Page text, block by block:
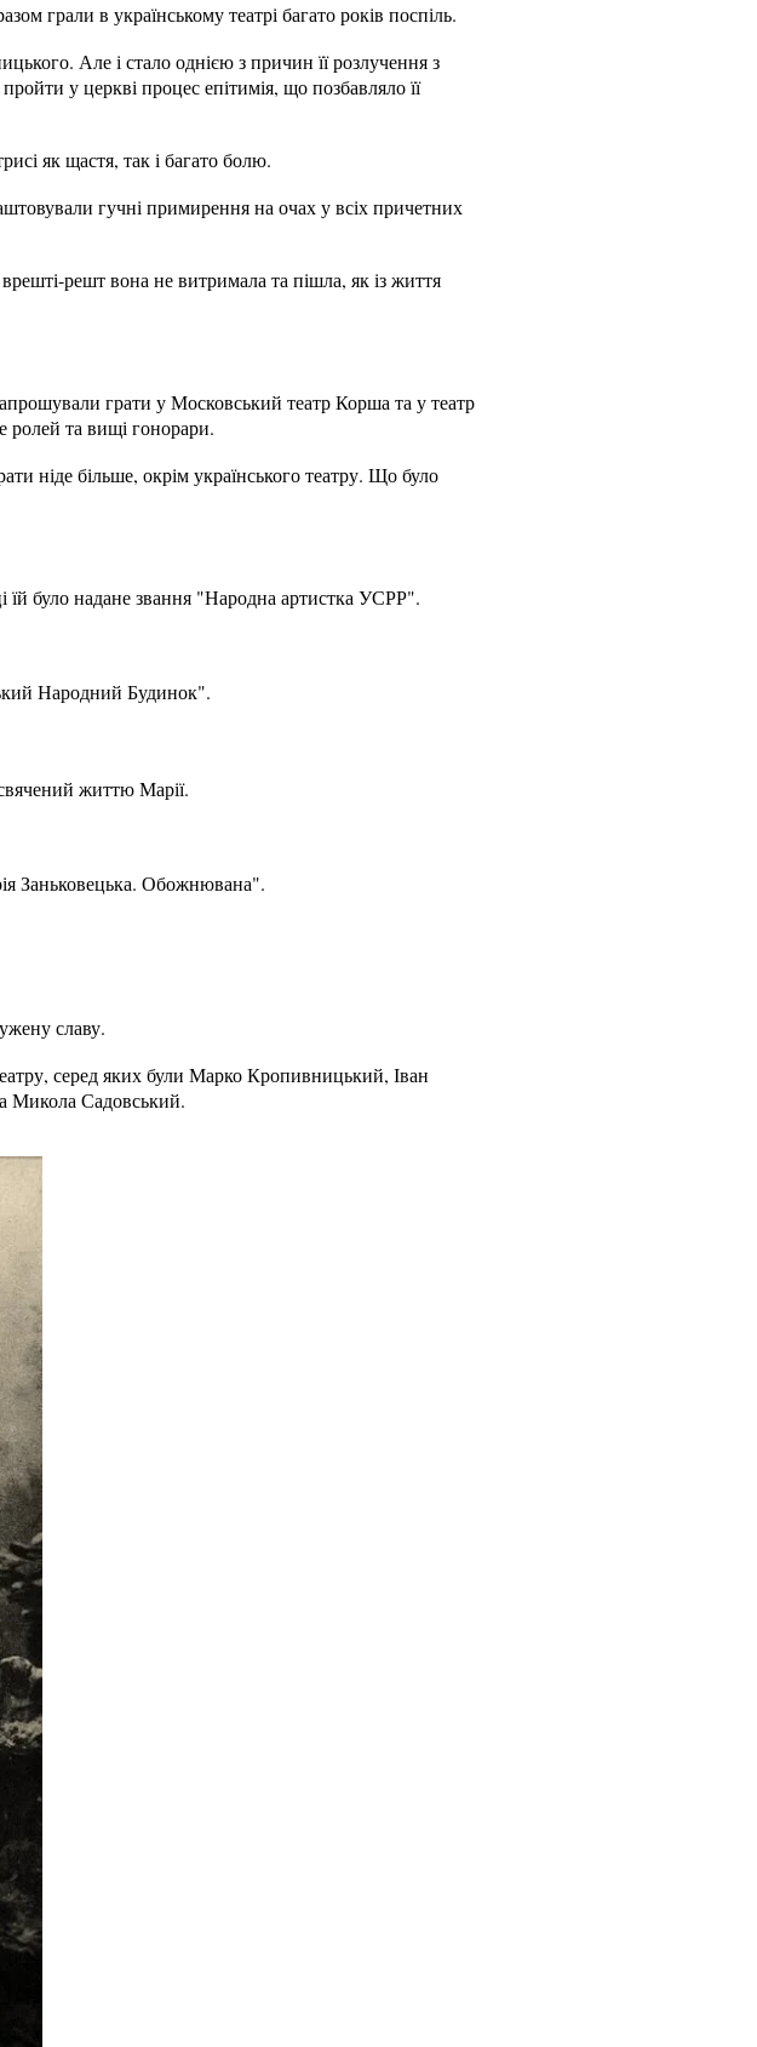
грали в українському театрі багато років поспіль.
Але і стало однією з причин її розлучення з
у церкві процес епітимія, що позбавляло її
як щастя, так і багато болю.
гучні примирення на очах у всіх причетних
решт вона не витримала та пішла, як із життя
грати у Московський театр Корша та у театр
ролей та вищі гонорари.
ніде більше, окрім українського театру. Що було
їй було надане звання "Народна артистка УСРР".
Народний Будинок".
життю Марії.
Заньковецька. Обожнювана".
славу.
серед яких були Марко Кропивницький, Іван
Микола Садовський.